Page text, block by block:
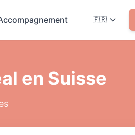
🇫🇷
en Suisse